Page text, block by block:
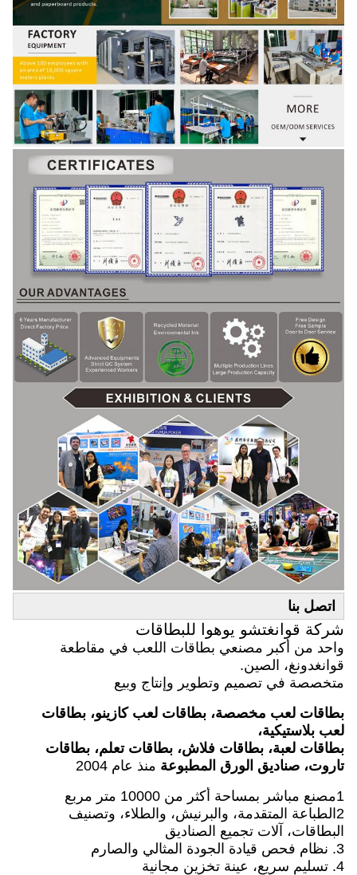
اتصل بنا
شركة قوانغتشو يوهوا للبطاقات
واحد من أكبر مصنعي بطاقات اللعب في مقاطعة
قوانغدونغ، الصين.
متخصصة في تصميم وتطوير وإنتاج وبيع
بطاقات لعب مخصصة، بطاقات لعب كازينو، بطاقات
لعب بلاستيكية،
بطاقات لعبة، بطاقات فلاش، بطاقات تعلم، بطاقات
تاروت، صناديق الورق المطبوعة منذ عام 2004
1مصنع مباشر بمساحة أكثر من 10000 متر مربع
2الطباعة المتقدمة، والبرنيش، والطلاء، وتصنيف
البطاقات، آلات تجميع الصناديق
3. نظام فحص قيادة الجودة المثالي والصارم
4. تسليم سريع، عينة تخزين مجانية